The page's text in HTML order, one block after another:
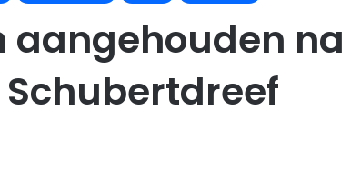
aangehouden na